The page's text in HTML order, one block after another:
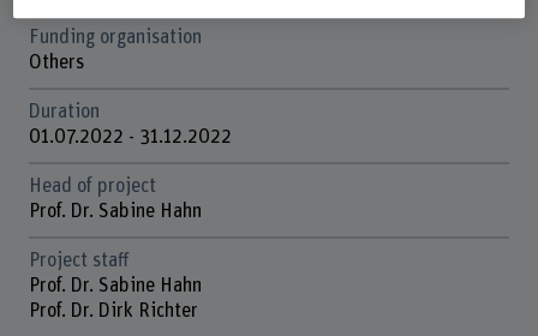
Funding organisation
Others
Duration
01.07.2022 - 31.12.2022
Head of project
Prof. Dr. Sabine Hahn
Project staff
Prof. Dr. Sabine Hahn
Prof. Dr. Dirk Richter